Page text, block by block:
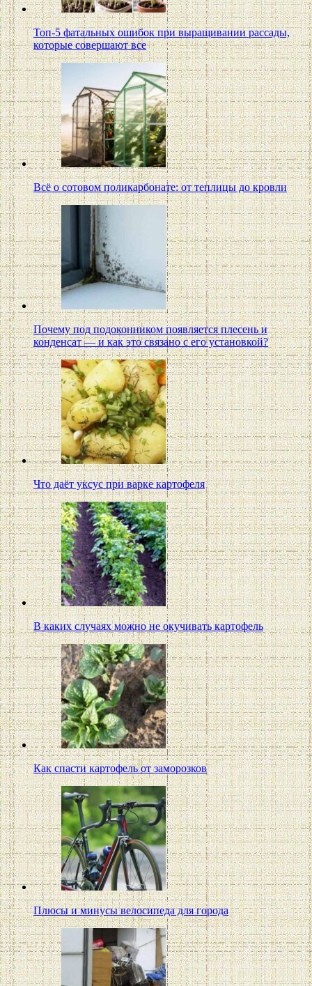
Топ-5 фатальных ошибок при выращивании рассады,
которые совершают все
Всё о сотовом поликарбонате: от теплицы до кровли
Почему под подоконником появляется плесень и
конденсат — и как это связано с его установкой?
Что даёт уксус при варке картофеля
В каких случаях можно не окучивать картофель
Как спасти картофель от заморозков
Плюсы и минусы велосипеда для города